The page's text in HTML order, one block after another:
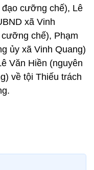
cưỡng chế), Lê
xã Vinh
chế), Phạm
ủy xã Vinh Quang)
Văn Hiền (nguyên
về tội Thiếu trách